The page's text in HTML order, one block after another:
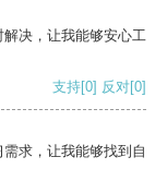
决，让我能够安心工
支持[0] 反对[0]
求，让我能够找到自